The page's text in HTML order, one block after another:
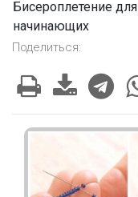
Бисероплетение для
начинающих
Поделиться: